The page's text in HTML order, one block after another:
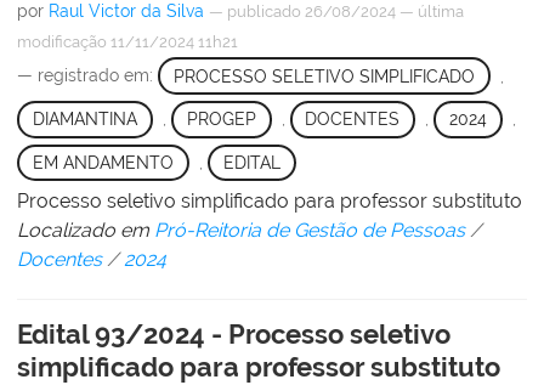
por Raul Victor da Silva — publicado 26/08/2024 — última
modificação 11/11/2024 11h21
— registrado em: PROCESSO SELETIVO SIMPLIFICADO
DIAMANTINA , PROGEP , DOCENTES , 2024 ,
EM ANDAMENTO EDITAL
Processo seletivo simplificado para professor substituto
Localizado em Pró-Reitoria de Gestão de Pessoas /
Docentes /2024
Edital 93/2024 - Processo seletivo
simplificado para professor substituto